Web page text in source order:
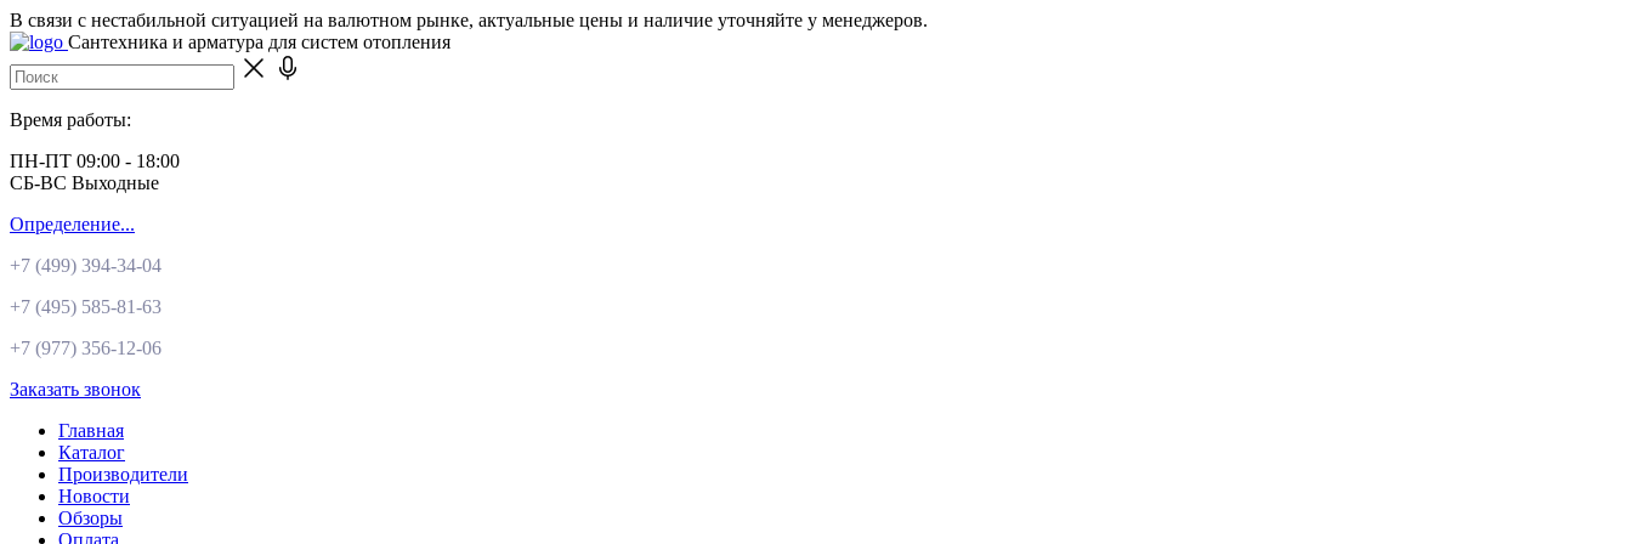
В связи с нестабильной ситуацией на валютном рынке, актуальные цены и наличие уточняйте у менеджеров.
Сантехника и арматура для систем отопления
Время работы:
ПН-ПТ 09:00 - 18:00
СБ-ВС Выходные
Определение...
+7 (499) 394-34-04
+7 (495) 585-81-63
+7 (977) 356-12-06
Заказать звонок
Главная
Каталог
Производители
Новости
Обзоры
Оплата